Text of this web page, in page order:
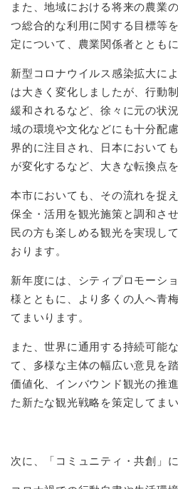
また、地域における将来の農業
つ総合的な利用に関する目標等
定について、農業関係者ととも
新型コロナウイルス感染拡大に
は大きく変化しましたが、行動
緩和されるなど、徐々に元の状
域の環境や文化などにも十分配
界的に注目され、日本において
が変化するなど、大きな転換点
本市においても、その流れを捉
保全・活用を観光施策と調和さ
民の方も楽しめる観光を実現し
おります。
新年度には、シティプロモーシ
様とともに、より多くの人へ青
てまいります。
また、世界に通用する持続可能
て、多様な主体の幅広い意見を
価値化、インバウンド観光の推
た新たな観光戦略を策定してまい
次に、「コミュニティ・共創」